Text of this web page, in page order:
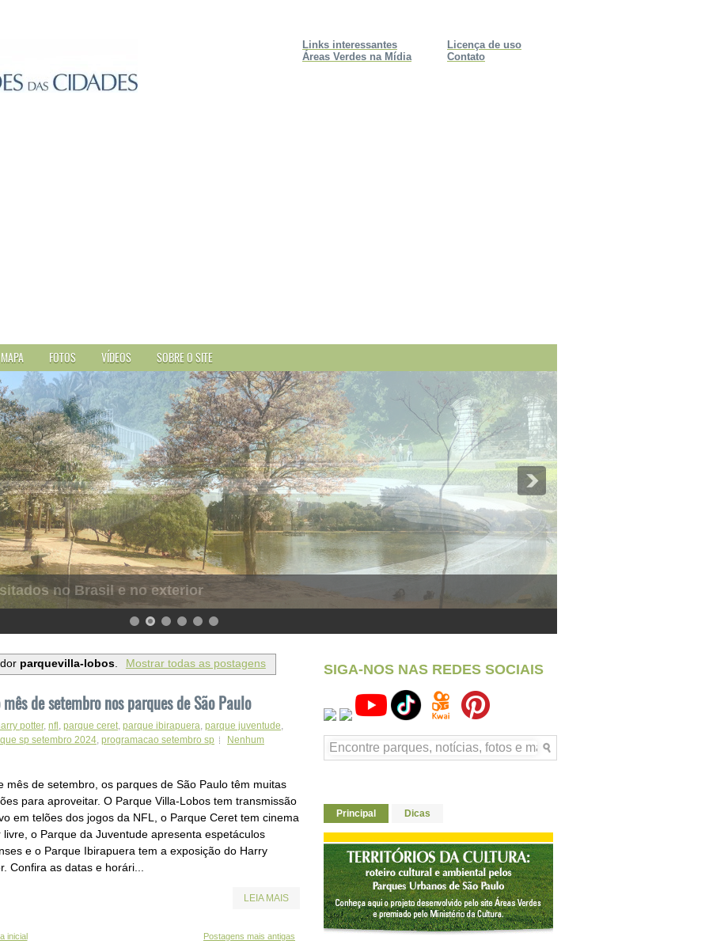
Licença de uso
Contato
Links interessantes
Áreas Verdes na Mídia
MAPA FOTOS VÍDEOS SOBRE O SITE
no Brasil e no exterior
parquevilla-lobos. Mostrar todas as postagens
de setembro nos parques de São Paulo
potter, nfl parque ceret parque ibirapuera parque juventude
sp setembro 2024 programacao setembro sp
Nenhum
mês de setembro, os parques de São Paulo têm muitas
para aproveitar. O Parque Villa-Lobos tem transmissão
em telões dos jogos da NFL, o Parque Ceret tem cinema
livre, o Parque da Juventude apresenta espetáculos
e o Parque Ibirapuera tem a exposição do Harry
Confira as datas e horári...
LEIA MAIS
Postagens mais antigas
inicial
SIGA-NOS NAS REDES SOCIAIS
Principal Dicas